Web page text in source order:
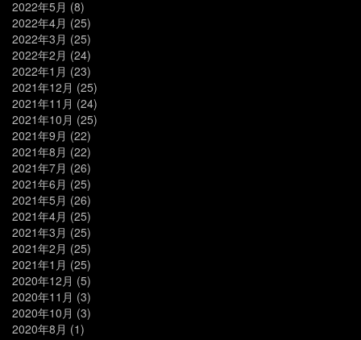
2022年5月 (8)
2022年4月 (25)
2022年3月 (25)
2022年2月 (24)
2022年1月 (23)
2021年12月 (25)
2021年11月 (24)
2021年10月 (25)
2021年9月 (22)
2021年8月 (22)
2021年7月 (26)
2021年6月 (25)
2021年5月 (26)
2021年4月 (25)
2021年3月 (25)
2021年2月 (25)
2021年1月 (25)
2020年12月 (5)
2020年11月 (3)
2020年10月 (3)
2020年8月 (1)